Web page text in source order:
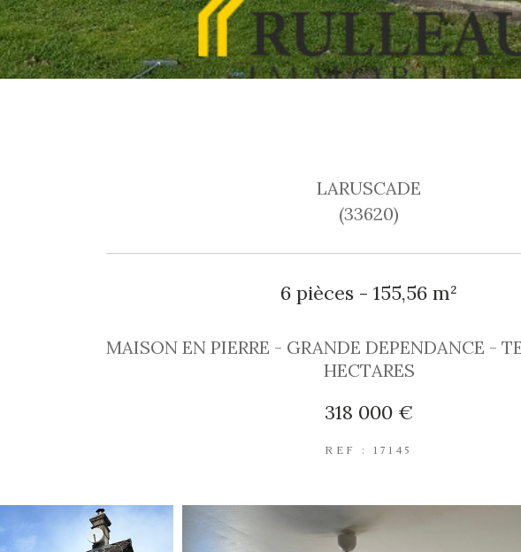
LARUSCADE
(33620)
6 pièces - 155,56 m²
MAISON EN PIERRE - GRANDE DEPENDANCE -
HECTARES
318 000 €
REF : 17145